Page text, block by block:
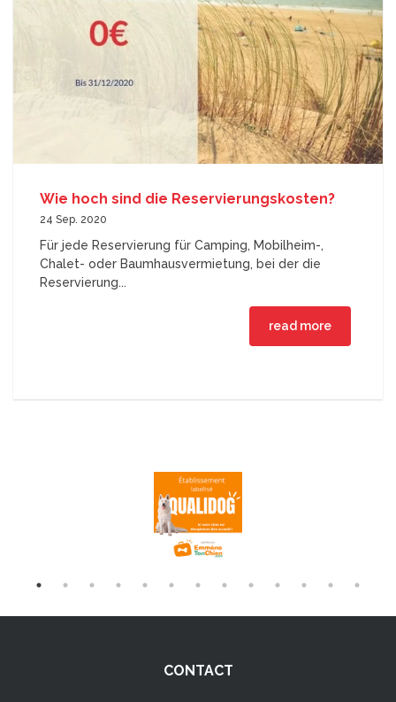
Wie hoch sind die Reservierungskosten?
24 Sep. 2020
Für jede Reservierung für Camping, Mobilheim-,
Chalet- oder Baumhausvermietung, bei der die
Reservierung...
read more
CONTACT